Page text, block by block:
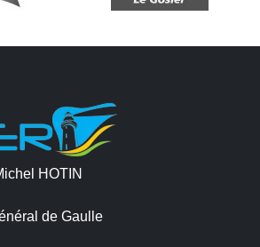
HOTIN
de Gaulle